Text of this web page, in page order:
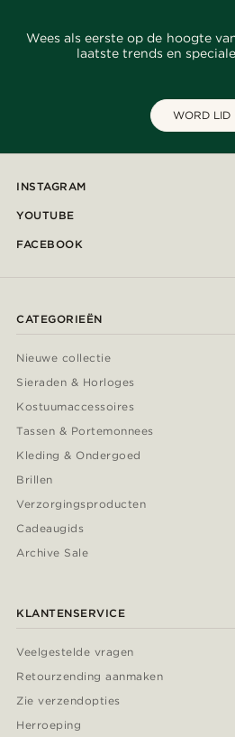
Wees als eerste op de hoogte
laatste trends en
WORD LID
INSTAGRAM
YOUTUBE
FACEBOOK
CATEGORIEËN
Nieuwe collectie
Sieraden & Horloges
Kostuumaccessoires
Tassen & Portemonnees
Kleding & Ondergoed
Brillen
Verzorgingsproducten
Cadeaugids
Archive Sale
KLANTENSERVICE
Veelgestelde vragen
Retourzending aanmaken
Zie verzendopties
Herroeping